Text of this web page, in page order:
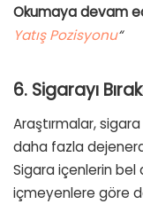
Okumaya devam
Yatış Pozisyonu“
6. Sigarayı
Araştırmalar,
daha fazla
Sigara içenlerin bel
içmeyenlere göre